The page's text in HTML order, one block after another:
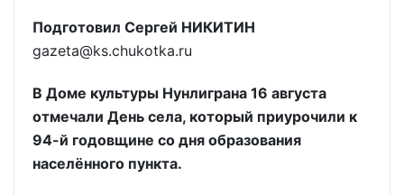
Подготовил Сергей НИКИТИН
gazeta@ks.chukotka.ru
В Доме культуры Нунлиграна 16 августа
отмечали День села, который приурочили к
94-й годовщине со дня образования
населённого пункта.